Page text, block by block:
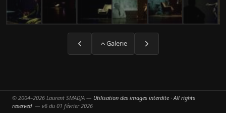
Galerie
© 2004–2026 Laurent SMADJA — Utilisation des images interdite · All rights
reserved— v6 du 01 février 2026